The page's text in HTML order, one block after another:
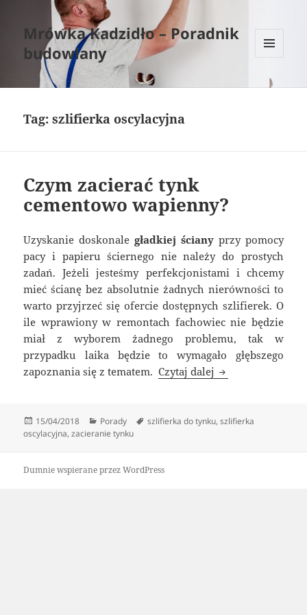
Mrówka Kadzidło – Poradnik
budowlany
WIDGETY
Tag:szlifierka oscylacyjna
Czym zacierać tynk
cementowo wapienny?
Uzyskanie doskonaległadkiej ścianyprzy pomocy
pacy i papieru ściernego nie należy do prostych
zadań. Jeżeli jesteśmy perfekcjonistami i chcemy
mieć ścianę bez absolutnie żadnych nierówności to
warto przyjrzeć się ofercie dostępnych szlifierek. O
ile wprawiony w remontach fachowiec nie będzie
miał z wyborem żadnego problemu, tak w
przypadku laika będzie to wymagało głębszego
zapoznania się z tematem.Czytaj dalej Czym zacierać
Data
publikacji
15/04/2018 Kategorie
Porady Tagi
szlifierka do tynku,szlifierka
oscylacyjna,zacieranie tynku
Dumnie wspierane przez WordPress